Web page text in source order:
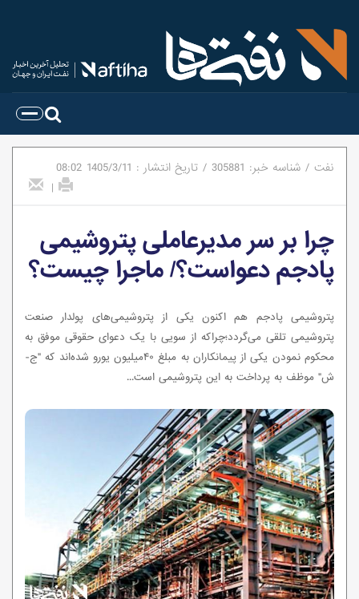
نفت / شناسه خبر: 305881
/ تاریخ انتشار : 1405/3/11
08:02
|
چرا بر سر مدیرعاملی پتروشیمی
پادجم دعواست؟/ ماجرا چیست؟
پتروشیمی پادجم هم اکنون یکی از پتروشیمی‌های پولدار صنعت
پتروشیمی تلقی می‌گردد؛چراکه از سویی با یک دعوای حقوقی موفق به
محکوم نمودن یکی از پیمانکاران به مبلغ ۴۰میلیون یورو شده‌اند که "ج-
ش" موظف به پرداخت به این پتروشیمی است...